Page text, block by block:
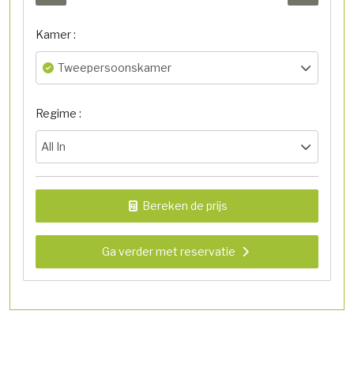
Kamer :
Tweepersoonskamer
Regime :
All In
Bereken de prijs
Ga verder met reservatie